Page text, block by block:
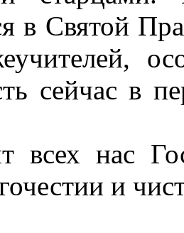
в Святой
сейчас в
всех нас
и